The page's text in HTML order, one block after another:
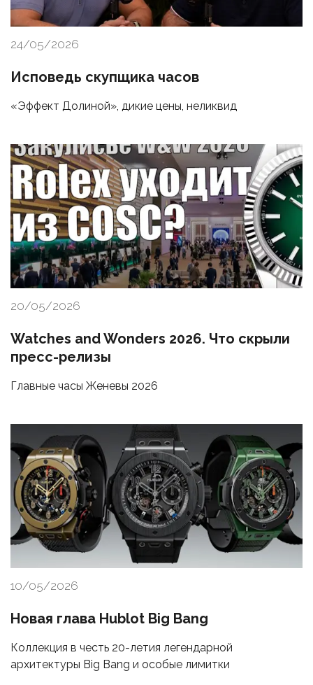
24/05/2026
Исповедь скупщика часов
«Эффект Долиной», дикие цены, неликвид
20/05/2026
Watches and Wonders 2026. Что скрыли
пресс-релизы
Главные часы Женевы 2026
10/05/2026
Новая глава Hublot Big Bang
Коллекция в честь 20-летия легендарной
архитектуры Big Bang и особые лимитки